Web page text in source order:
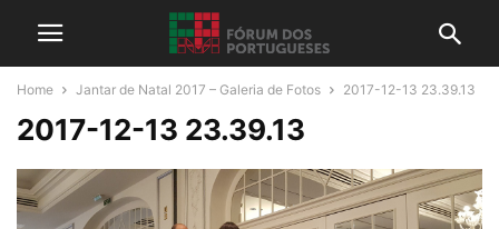
Home Jantar de Natal 2017 – Galeria de Fotos 2017-12-13 23.39.13
2017-12-13 23.39.13